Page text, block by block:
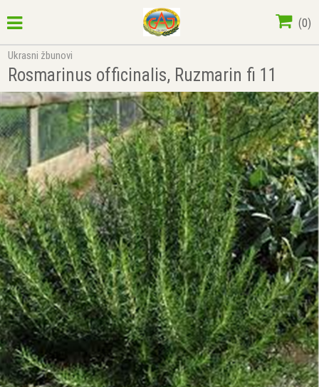
(0)
Ukrasni žbunovi
Rosmarinus officinalis, Ruzmarin fi 11